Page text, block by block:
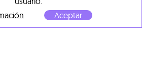
80 x 72 x 3 cm
1.635,00 €
Aceptar